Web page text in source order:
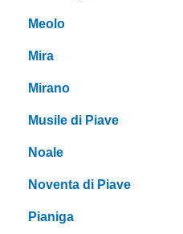
Meolo
Mira
Mirano
Musile di Piave
Noale
Noventa di Piave
Pianiga